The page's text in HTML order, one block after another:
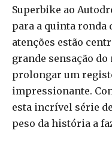
Superbike ao
para a quinta ronda
atenções estão
grande sensação
prolongar um
impressionante.
esta incrível série
peso da história a